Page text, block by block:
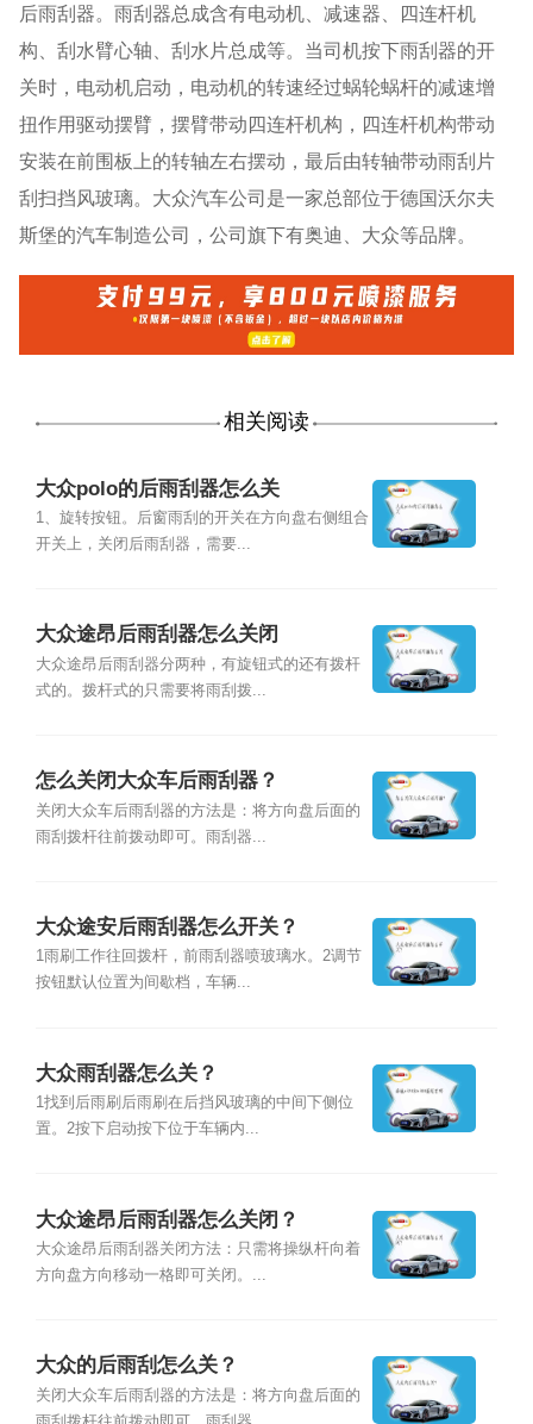
后雨刮器。雨刮器总成含有电动机、减速器、四连杆机
构、刮水臂心轴、刮水片总成等。当司机按下雨刮器的开
关时，电动机启动，电动机的转速经过蜗轮蜗杆的减速增
扭作用驱动摆臂，摆臂带动四连杆机构，四连杆机构带动
安装在前围板上的转轴左右摆动，最后由转轴带动雨刮片
刮扫挡风玻璃。大众汽车公司是一家总部位于德国沃尔夫
斯堡的汽车制造公司，公司旗下有奥迪、大众等品牌。
相关阅读
大众polo的后雨刮器怎么关
1、旋转按钮。后窗雨刮的开关在方向盘右侧组合
开关上，关闭后雨刮器，需要...
大众途昂后雨刮器怎么关闭
大众途昂后雨刮器分两种，有旋钮式的还有拨杆
式的。拨杆式的只需要将雨刮拨...
怎么关闭大众车后雨刮器？
关闭大众车后雨刮器的方法是：将方向盘后面的
雨刮拨杆往前拨动即可。雨刮器...
大众途安后雨刮器怎么开关？
1雨刷工作往回拨杆，前雨刮器喷玻璃水。2调节
按钮默认位置为间歇档，车辆...
大众雨刮器怎么关？
1找到后雨刷后雨刷在后挡风玻璃的中间下侧位
置。2按下启动按下位于车辆内...
大众途昂后雨刮器怎么关闭？
大众途昂后雨刮器关闭方法：只需将操纵杆向着
方向盘方向移动一格即可关闭。...
大众的后雨刮怎么关？
关闭大众车后雨刮器的方法是：将方向盘后面的